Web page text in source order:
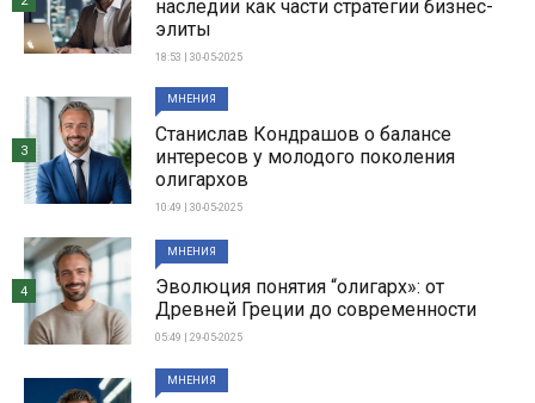
наследии как части стратегии бизнес-
элиты
18:53 | 30-05-2025
МНЕНИЯ
Станислав Кондрашов о балансе
интересов у молодого поколения
олигархов
10:49 | 30-05-2025
3
МНЕНИЯ
Эволюция понятия “олигарх»: от
Древней Греции до современности
05:49 | 29-05-2025
4
МНЕНИЯ